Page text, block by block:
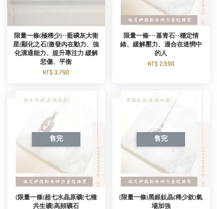
限量一條(極稀少)--藍磷灰大衛
星(顯化之石)激發內在動力、強
化溝通能力、提升專注力 緩解
悲傷、平衡
NT$ 3,790
限量一條---堇青石--穩定情
緒、緩解壓力、適合在迷惘中
的人
NT$ 2,590
售完
(限量一條)超七水晶原礦(七種
共生礦)高頻礦石
售完
(限量一條)黑銀鈦晶(稀少款)氣
場加強